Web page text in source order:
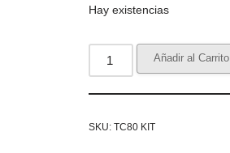
Hay existencias
Añadir al Carrito
SKU:TC80 KIT